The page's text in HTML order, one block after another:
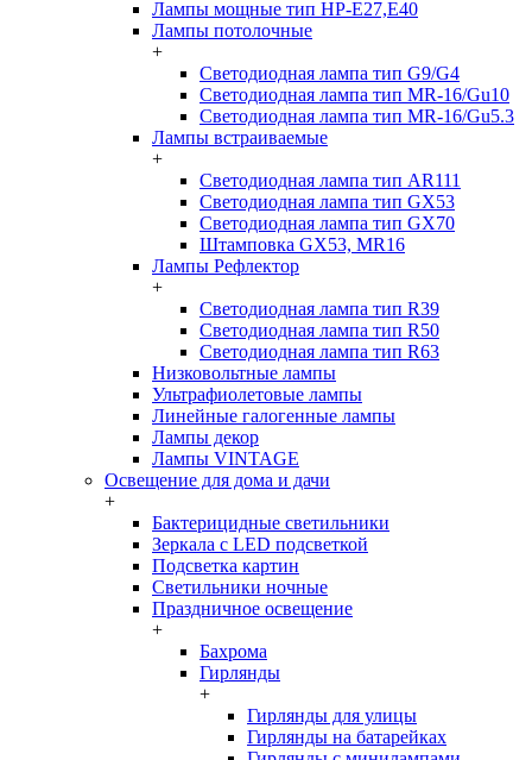
Лампы мощные тип HP-E27,E40
Лампы потолочные
+
Светодиодная лампа тип G9/G4
Светодиодная лампа тип MR-16/Gu10
Светодиодная лампа тип MR-16/Gu5.3
Лампы встраиваемые
+
Светодиодная лампа тип AR111
Светодиодная лампа тип GX53
Светодиодная лампа тип GX70
Штамповка GX53, MR16
Лампы Рефлектор
+
Светодиодная лампа тип R39
Светодиодная лампа тип R50
Светодиодная лампа тип R63
Низковольтные лампы
Ультрафиолетовые лампы
Линейные галогенные лампы
Лампы декор
Лампы VINTAGE
Освещение для дома и дачи
+
Бактерицидные светильники
Зеркала с LED подсветкой
Подсветка картин
Светильники ночные
Праздничное освещение
+
Бахрома
Гирлянды
+
Гирлянды для улицы
Гирлянды на батарейках